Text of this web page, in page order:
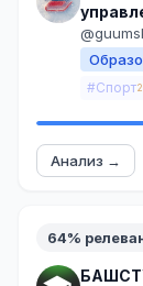
#Спорт
Анализ →
64%